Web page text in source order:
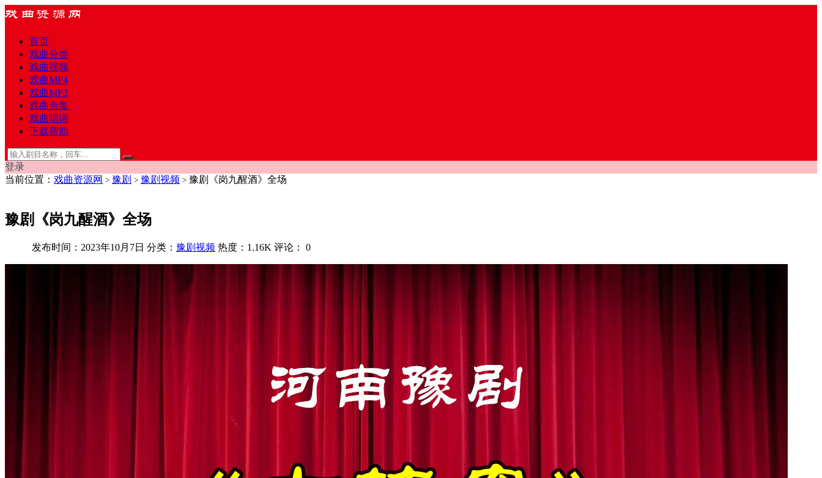
首页
戏曲分类
戏曲视频
戏曲MP4
戏曲MP3
戏曲合集
戏曲唱词
下载帮助
登录
当前位置： 戏曲资源网 > 豫剧 > 豫剧视频 > 豫剧《岗九醒酒》全场
豫剧《岗九醒酒》全场
发布时间：2023年10月7日 分类： 豫剧视频 热度：1.16K 评论： 0